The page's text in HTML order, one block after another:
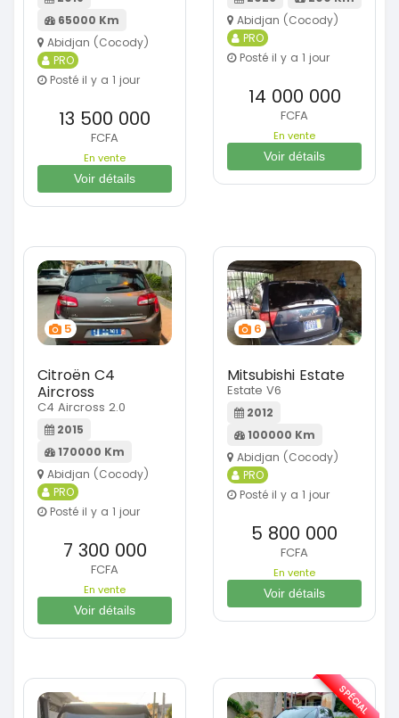
65000 Km
Abidjan (Cocody)
PRO
Posté il y a 1 jour
13 500 000
FCFA
En vente
Voir détails
Abidjan (Cocody)
PRO
Posté il y a 1 jour
14 000 000
FCFA
En vente
Voir détails
5
Citroën C4
Aircross
C4 Aircross 2.0
2015
170000 Km
Abidjan (Cocody)
PRO
Posté il y a 1 jour
7 300 000
FCFA
En vente
Voir détails
6
Mitsubishi Estate
Estate V6
2012
100000 Km
Abidjan (Cocody)
PRO
Posté il y a 1 jour
5 800 000
FCFA
En vente
Voir détails
SPÉCIAL